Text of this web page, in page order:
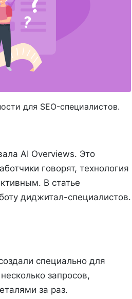
для SEO-специалистов.
AI Overviews. Это
говорят, технология
В статье
диджитал-специалистов.
специально для
запросов,
за раз.